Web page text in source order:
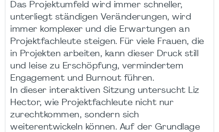
Das Projektumfeld wird immer schneller,
unterliegt ständigen Veränderungen, wird
immer komplexer und die Erwartungen an
Projektfachleute steigen. Für viele Frauen, die
in Projekten arbeiten, kann dieser Druck still
und leise zu Erschöpfung, vermindertem
Engagement und Burnout führen.
In dieser interaktiven Sitzung untersucht Liz
Hector, wie Projektfachleute nicht nur
zurechtkommen, sondern sich
weiterentwickeln können. Auf der Grundlage